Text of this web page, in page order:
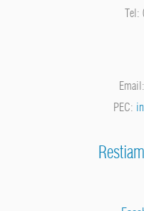
Tel:
Email:
PEC: